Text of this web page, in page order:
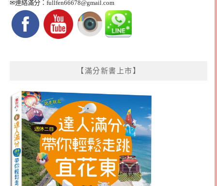
✉連絡滿分： fullfen66678@gmail.com
【滿分新書上市】